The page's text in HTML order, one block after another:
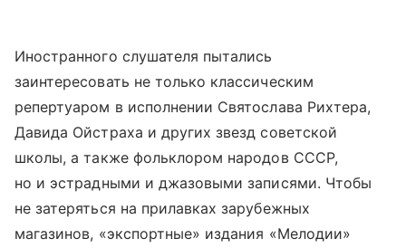
Иностранного слушателя пытались
заинтересовать не только классическим
репертуаром в исполнении Святослава Рихтера,
Давида Ойстраха и других звезд советской
школы, а также фольклором народов СССР,
но и эстрадными и джазовыми записями. Чтобы
не затеряться на прилавках зарубежных
магазинов, «экспортные» издания «Мелодии»